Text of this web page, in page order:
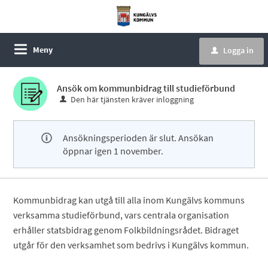
Meny u Logga in
Ansök om kommunbidrag till studieförbund
Den här tjänsten kräver inloggning
Ansökningsperioden är slut. Ansökan
öppnar igen 1 november.
Kommunbidrag kan utgå till alla inom Kungälvs kommuns
verksamma studieförbund, vars centrala organisation
erhåller statsbidrag genom Folkbildningsrådet. Bidraget
utgår för den verksamhet som bedrivs i Kungälvs kommun.